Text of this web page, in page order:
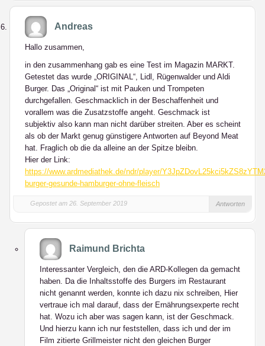
Andreas
Hallo zusammen,
in den zusammenhang gab es eine Test im Magazin MARKT.
Getestet das wurde „ORIGINAL“, Lidl, Rügenwalder und Aldi
Burger. Das „Original“ ist mit Pauken und Trompeten
durchgefallen. Geschmacklich in der Beschaffenheit und
vorallem was die Zusatzstoffe angeht. Geschmack ist
subjektiv also kann man nicht darüber streiten. Aber es scheint
als ob der Markt genug günstigere Antworten auf Beyond Meat
hat. Fraglich ob die da alleine an der Spitze bleibn.
Hier der Link:
https://www.ardmediathek.de/ndr/player/
burger-gesunde-hamburger-ohne-fleisch
Gepostet am 26. September 2019 Antworten
Raimund Brichta
Interessanter Vergleich, den die ARD-Kollegen da gemacht
haben. Da die Inhaltsstoffe des Burgers im Restaurant
nicht genannt werden, konnte ich dazu nix schreiben, Hier
vertraue ich mal darauf, dass der Ernährungsexperte recht
hat. Wozu ich aber was sagen kann, ist der Geschmack.
Und hierzu kann ich nur feststellen, dass ich und der im
Film zitierte Grillmeister nicht den gleichen Burger